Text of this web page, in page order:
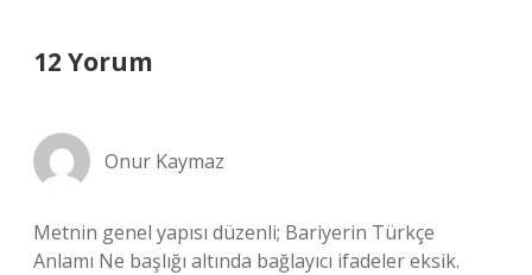
12 Yorum
Onur Kaymaz
Metnin genel yapısı düzenli; Bariyerin Türkçe
Anlamı Ne başlığı altında bağlayıcı ifadeler eksik.